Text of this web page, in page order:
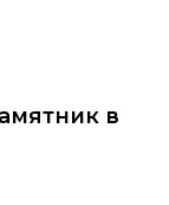
в